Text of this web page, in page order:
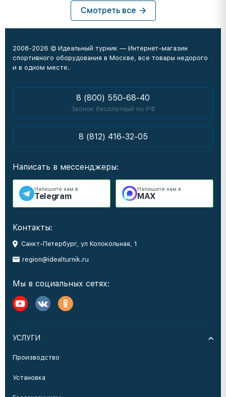
Смотреть все
2008-2026 © Идеальный турник — Интернет-магазин
спортивного оборудования в Москве, все товары недорого
и в одном месте.
8 (800) 550-68-40
Звонок бесплатный по РФ
8 (812) 416-32-05
Написать в мессенджеры:
Напишите нам в
Telegram
Напишите нам в
MAX
Контакты:
Санкт-Петербург, ул Колокольная, 1
region@idealturnik.ru
Мы в социальных сетях:
УСЛУГИ
Производство
Установка